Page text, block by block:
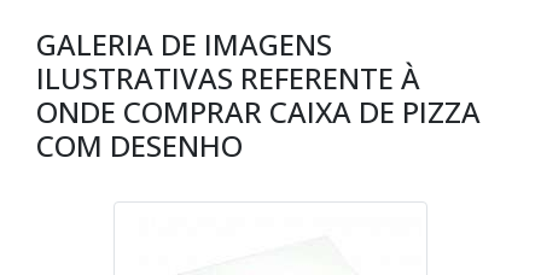
GALERIA DE IMAGENS
ILUSTRATIVAS REFERENTE À
ONDE COMPRAR CAIXA DE PIZZA
COM DESENHO